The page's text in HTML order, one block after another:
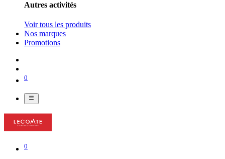
Autres activités
Voir tous les produits
Nos marques
Promotions
0
0